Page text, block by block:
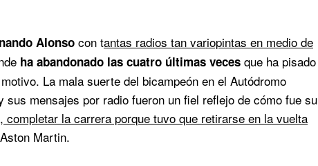
Alonso con tantas radios tan variopintas en medio de
ha abandonado las cuatro últimas veces que ha pisado
La mala suerte del bicampeón en el Autódromo
mensajes por radio fueron un fiel reflejo de cómo fue su
completar la carrera porque tuvo que retirarse en la vuelta
Martin.